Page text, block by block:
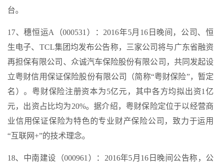
台。
17、穗恒运A（000531）：2016年5月16日晚间，公司、恒
生电子、TCL集团均发布公告称，三家公司将与广东省融资
再担保有限公司、众诚汽车保险股份有限公司，共同发起设
立粤财信用保证保险股份有限公司（简称“粤财保险”，暂定
名）。粤财保险注册资本为5亿元，其中各方均拟出资1亿
元，出资占比均为20%。据介绍，粤财保险定位于以经营商
业信用保证保险为特色的专业财产保险公司，致力于运用
“互联网+”的技术理念。
18、中南建设（000961）：2016年5月16日晚间公告称，公